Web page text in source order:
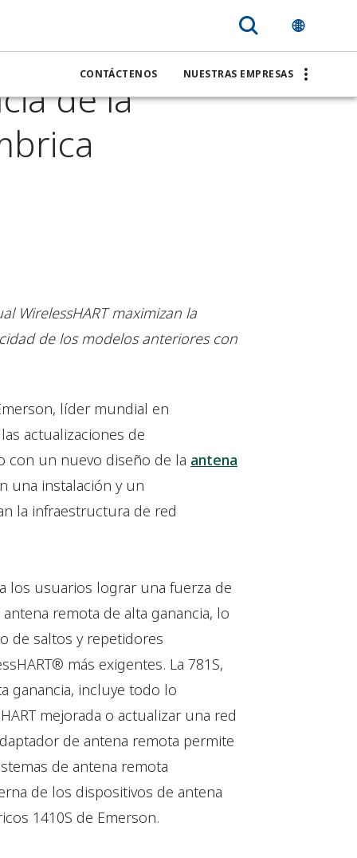
CONTÁCTENOS NUESTRAS EMPRESAS
la
de la
WirelessHART maximizan la
de los modelos anteriores con
líder mundial en
actualizaciones de
con un nuevo diseño de la antena
una instalación y un
la infraestructura de red
los usuarios lograr una fuerza de
remota de alta ganancia, lo
de saltos y repetidores
más exigentes. La 781S,
ganancia, incluye todo lo
mejorada o actualizar una red
de antena remota permite
de antena remota
de los dispositivos de antena
1410S de Emerson.